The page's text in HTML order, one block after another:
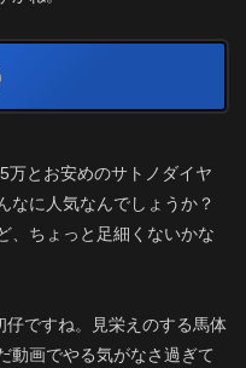
万とお安めのサトノダイヤ
なに人気なんでしょうか？
、ちょっと足細くないかな
ですね。見栄えのする馬体
動画でやる気がなさ過ぎて